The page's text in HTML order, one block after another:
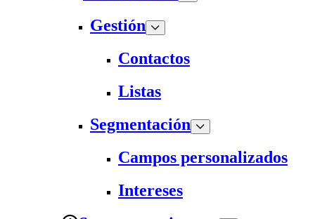
Gestión
Contactos
Listas
Segmentación
Campos personalizados
Intereses